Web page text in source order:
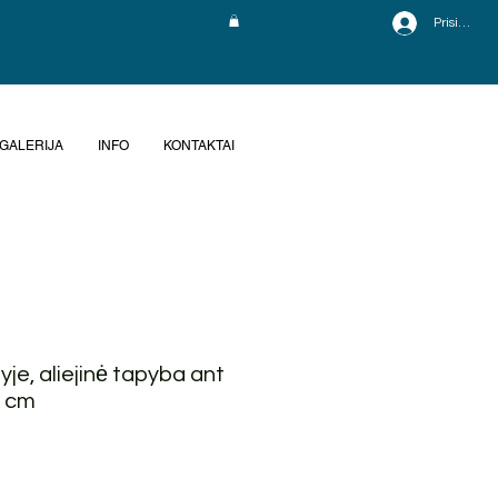
Prisijungti
GALERIJA INFO KONTAKTAI
aliejinė tapyba ant
cm